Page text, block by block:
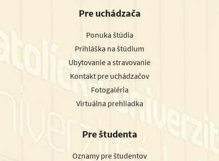
Pre uchádzača
Ponuka štúdia
Prihláška na štúdium
Ubytovanie a stravovanie
Kontakt pre uchádzačov
Fotogaléria
Virtuálna prehliadka
Pre študenta
Oznamy pre študentov